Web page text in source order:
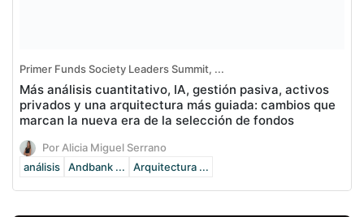
Primer Funds Society Leaders Summit, ...
Más análisis cuantitativo, IA, gestión pasiva, activos
privados y una arquitectura más guiada: cambios que
marcan la nueva era de la selección de fondos
Por Alicia Miguel Serrano
análisis
Andbank ... Arquitectura ...